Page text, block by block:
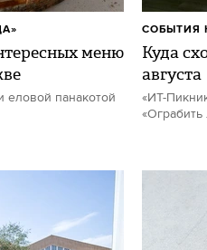
меню
панакотой
Куда
августа
«ИТ-
СОБЫТИЯ